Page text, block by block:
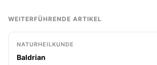
WEITERFÜHRENDE ARTIKEL
NATURHEILKUNDE
Baldrian